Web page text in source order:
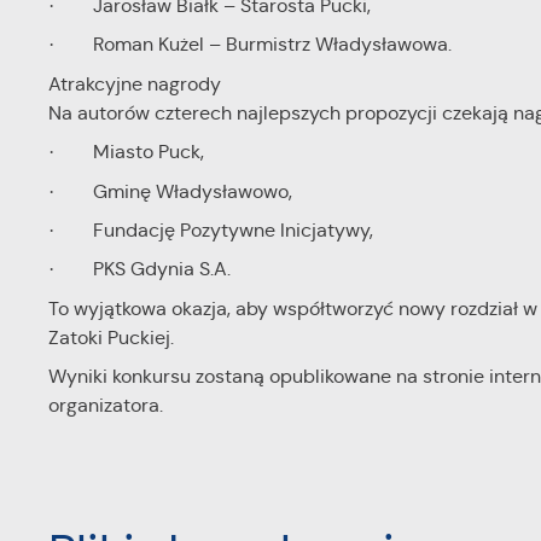
· Jarosław Białk – Starosta Pucki,
· Roman Kużel – Burmistrz Władysławowa.
Atrakcyjne nagrody
Na autorów czterech najlepszych propozycji czekają
· Miasto Puck,
· Gminę Władysławowo,
· Fundację Pozytywne Inicjatywy,
· PKS Gdynia S.A.
To wyjątkowa okazja, aby współtworzyć nowy
Zatoki Puckiej.
Wyniki konkursu zostaną opublikowane na stronie
organizatora.